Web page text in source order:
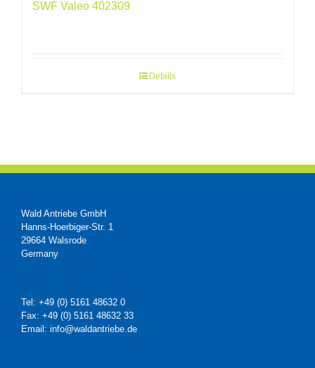
SWF Valeo 402309
Details
Wald Antriebe GmbH
Hanns-Hoerbiger-Str. 1
29664 Walsrode
Germany
Tel: +49 (0) 5161 48632 0
Fax: +49 (0) 5161 48632 33
Email: info@waldantriebe.de